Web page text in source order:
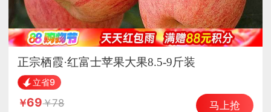
正宗栖霞·红富士苹果大果8.5-9斤装
立省9
69 78 马上抢